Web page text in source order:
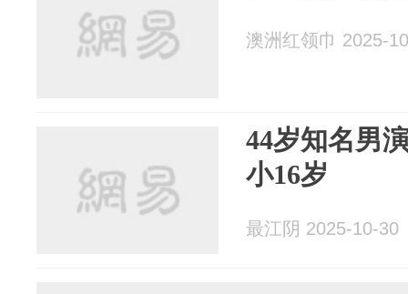
澳洲红领巾 2025-
44岁知名男
小16岁
最江阴 2025-10-30